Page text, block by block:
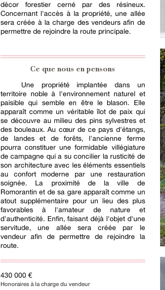
décor forestier cerné par des résineux.
Concernant l'accès à la propriété, une allée
sera créée à la charge des vendeurs afin de
permettre de rejoindre la route principale.
Ce que nous en pensons
Une propriété implantée dans un
territoire noble à l'environnement naturel et
paisible qui semble en être le blason. Elle
apparaît comme un véritable îlot de paix qui
se découvre au milieu des pins sylvestres et
des bouleaux. Au cœur de ce pays d'étangs,
de landes et de forêts, l'ancienne ferme
pourra constituer une formidable villégiature
de campagne qui a su concilier la rusticité de
son architecture avec les éléments essentiels
au confort moderne par une restauration
soignée. La proximité de la ville de
Romorantin et de sa gare apparaît comme un
atout supplémentaire pour un lieu des plus
favorables à l'amateur de nature et
d'authenticité. Enfin, faisant déjà l'objet d'une
servitude, une allée sera créée par le
vendeur afin de permettre de rejoindre la
route.
430 000 €
Honoraires à la charge du vendeur